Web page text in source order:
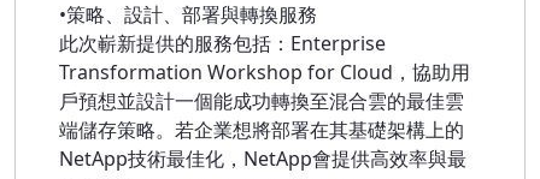
•策略、設計、部署與轉換服務
此次嶄新提供的服務包括：Enterprise
Transformation Workshop for Cloud，協助用
戶預想並設計一個能成功轉換至混合雲的最佳雲
端儲存策略。若企業想將部署在其基礎架構上的
NetApp技術最佳化，NetApp會提供高效率與最